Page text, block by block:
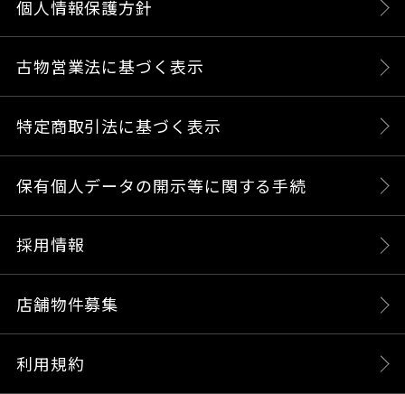
個人情報保護方針
古物営業法に基づく表示
特定商取引法に基づく表示
保有個人データの開示等に関する手続
採用情報
店舗物件募集
利用規約